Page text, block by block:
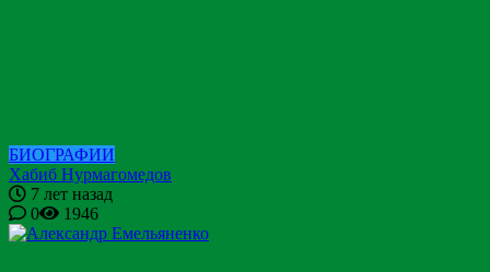
БИОГРАФИИ
Хабиб Нурмагомедов
7 лет назад
0
1946